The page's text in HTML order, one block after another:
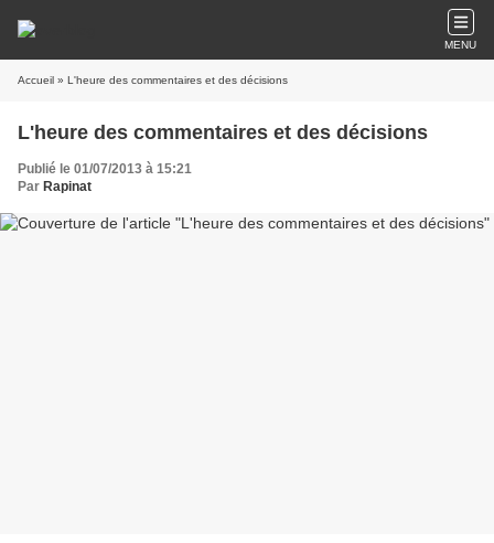
MENU
Accueil » L'heure des commentaires et des décisions
L'heure des commentaires et des décisions
Publié le 01/07/2013 à 15:21
Par Rapinat